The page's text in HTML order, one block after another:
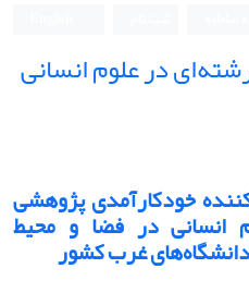
در علوم انسانی
خودکارآمدی پژوهشی
انسانی در فضا و محیط
غرب کشور